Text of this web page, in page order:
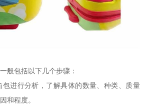
般包括以下几个步骤：
包进行分析，了解具体的数量、种类、质量
和程度。